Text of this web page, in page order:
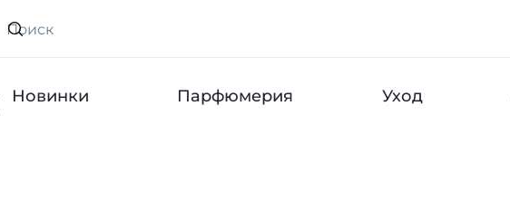
Искать
Новинки Парфюмерия Уход